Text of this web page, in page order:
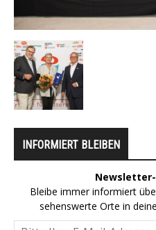
INFORMIERT BLEIBEN
Bleibe immer informiert
sehenswerte Orte in